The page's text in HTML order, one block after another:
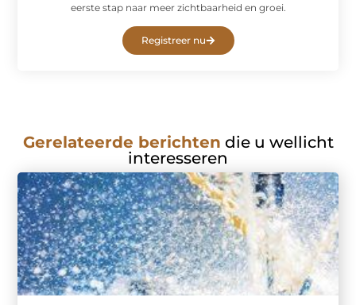
eerste stap naar meer zichtbaarheid en groei.
Registreer nu
Gerelateerde berichten die u wellicht
interesseren